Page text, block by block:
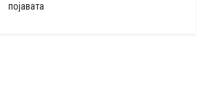
појавата